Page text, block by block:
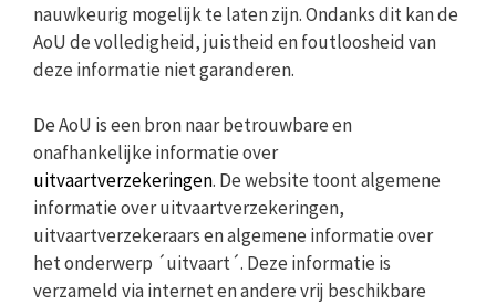
nauwkeurig mogelijk te laten zijn. Ondanks dit kan de
AoU de volledigheid, juistheid en foutloosheid van
deze informatie niet garanderen.
De AoU is een bron naar betrouwbare en
onafhankelijke informatie over
uitvaartverzekeringen. De website toont algemene
informatie over uitvaartverzekeringen,
uitvaartverzekeraars en algemene informatie over
het onderwerp ´uitvaart´. Deze informatie is
verzameld via internet en andere vrij beschikbare